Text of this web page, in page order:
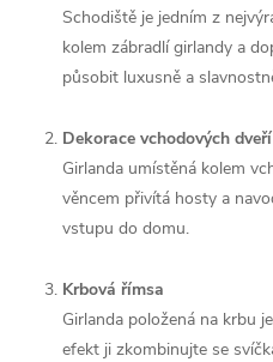
Schodiště je jedním z
kolem zábradlí girlandy a
působit luxusně a
Dekorace vchodových dveří
Girlanda umístěná kolem
věncem přivítá hosty a
vstupu do domu.
Krbová římsa
Girlanda položená na krbu
efekt ji zkombinujte se